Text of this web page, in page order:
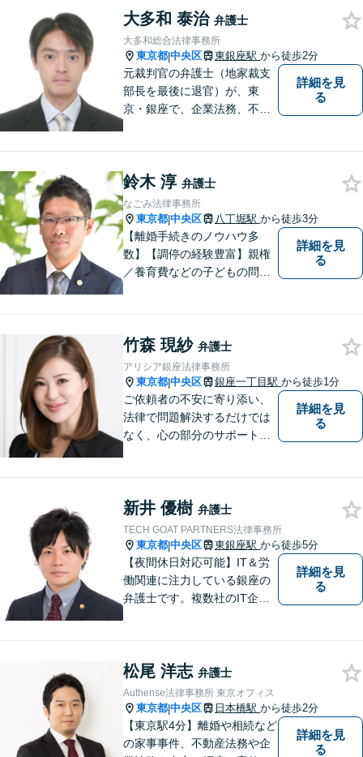
【不動産取引に関するトラブ
ル・宅建業法の問題等】単発
のご依頼もご相談ください
大多和 泰治 弁護士
大多和総合法律事務所
東京都|中央区 東銀座駅 から徒歩2分
元裁判官の弁護士（地家裁支
部長を最後に退官）が、東
京・銀座で、企業法務、不動
業務を取り扱っている事務所
です。 実務経験は２７年（裁
判官７年、弁護士２０年）で
す。
詳細を見
る
鈴木 淳 弁護士
なごみ法律事務所
東京都|中央区 八丁堀駅 から徒歩3分
【離婚手続きのノウハウ多
数】【調停の経験豊富】親権
／養育費などの子どもの問題
に真摯に向き合い最後までサ
ポート。性別・年齢問わず、
お気軽にご相談ください【八
丁堀駅徒歩2分】
詳細を見
る
竹森 現紗 弁護士
アリシア銀座法律事務所
東京都|中央区 銀座一丁目駅 から徒歩1分
ご依頼者の不安に寄り添い、
法律で問題解決するだけでは
なく、心の部分のサポートま
詳細を見
る
新井 優樹 弁護士
TECH GOAT PARTNERS法律事務所
東京都|中央区 東銀座駅 から徒歩5分
【夜間休日対応可能】IT＆労
働関連に注力している銀座の
弁護士です。複数社のIT企業
詳細を見
る
松尾 洋志 弁護士
Authense法律事務所 東京オフィス
東京都|中央区 日本橋駅 から徒歩2分
【東京駅4分】離婚や相続など
の家事事件、不動産法務や企
詳細を見
る